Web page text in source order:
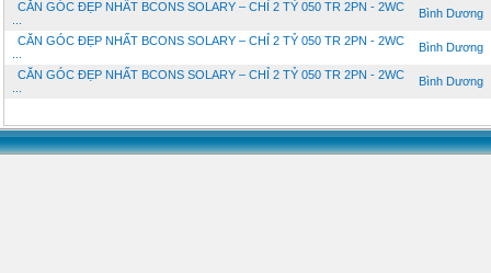
CĂN GÓC ĐẸP NHẤT BCONS SOLARY – CHỈ 2 TỶ 050 TR 2PN - 2WC
Bình Dương
CĂN GÓC ĐẸP NHẤT BCONS SOLARY – CHỈ 2 TỶ 050 TR 2PN - 2WC
Bình Dương
CĂN GÓC ĐẸP NHẤT BCONS SOLARY – CHỈ 2 TỶ 050 TR 2PN - 2WC
Bình Dương